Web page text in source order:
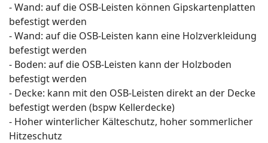
- Wand: auf die OSB-Leisten können Gipskartenplatten
befestigt werden
- Wand: auf die OSB-Leisten kann eine Holzverkleidung
befestigt werden
- Boden: auf die OSB-Leisten kann der Holzboden
befestigt werden
- Decke: kann mit den OSB-Leisten direkt an der Decke
befestigt werden (bspw Kellerdecke)
- Hoher winterlicher Kälteschutz, hoher sommerlicher
Hitzeschutz